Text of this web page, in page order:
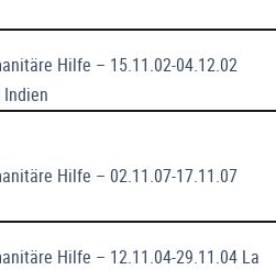
Hilfe – 15.11.02-04.12.02
Hilfe – 02.11.07-17.11.07
Hilfe – 12.11.04-29.11.04 La